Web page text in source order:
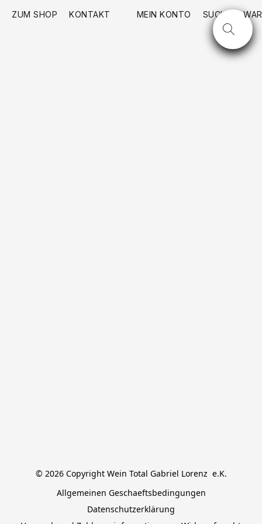
ZUM SHOP KONTAKT MEIN KONTO SUCHE
© 2026 Copyright Wein Total Gabriel Lorenz  e.K.
Allgemeinen Geschaeftsbedingungen
Datenschutzerklärung